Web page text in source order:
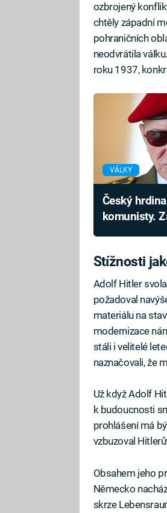
ozbrojený
chtěly západní
pohraničních
neodvrátila
roku 1937,
VÁLKY
Český
komunisty.
Stížnosti
Adolf Hitler
požadoval
materiálu na
modernizace
stáli i velitelé
naznačovali, že
Už když Adolf
k budoucnosti
prohlášení má
vzbuzoval
Obsahem jeho
Německo
skrze